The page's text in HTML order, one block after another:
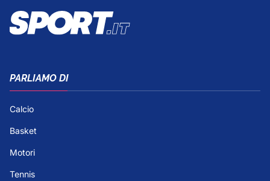
PARLIAMO DI
Calcio
Basket
Motori
Tennis